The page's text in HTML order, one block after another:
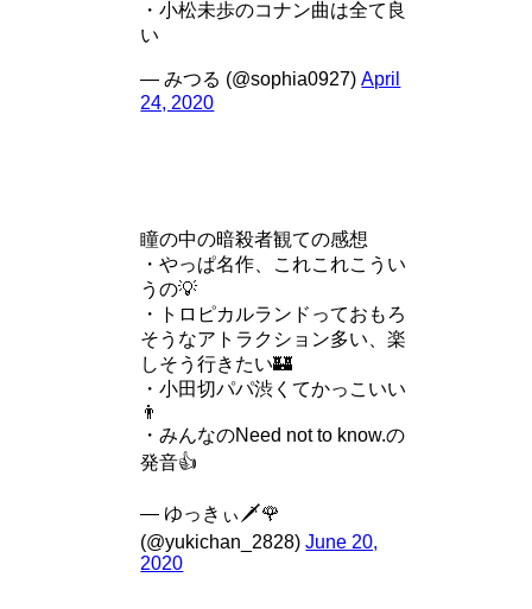
・小松未歩のコナン曲は全て良
い
— みつる (@sophia0927)April
24, 2020
瞳の中の暗殺者観ての感想
・やっぱ名作、これこれこうい
うの💡
・トロピカルランドっておもろ
そうなアトラクション多い、楽
しそう行きたい🏰
・小田切パパ渋くてかっこいい
👨
・みんなのNeed not to know.の
発音👍
— ゆっきぃ🗡🌹
(@yukichan_2828)June 20,
2020